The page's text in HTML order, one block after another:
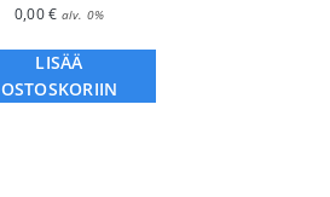
0,00€ alv. 0%
LISÄÄ
OSTOSKORIIN